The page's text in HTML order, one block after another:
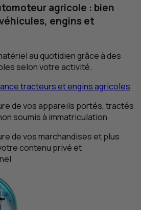
agricole : bien
engins et
au quotidien grâce à des
selon votre activité.
tracteurs et engins agricoles
de vos appareils portés, tractés
soumis à immatriculation
de vos marchandises et plus
contenu privé et